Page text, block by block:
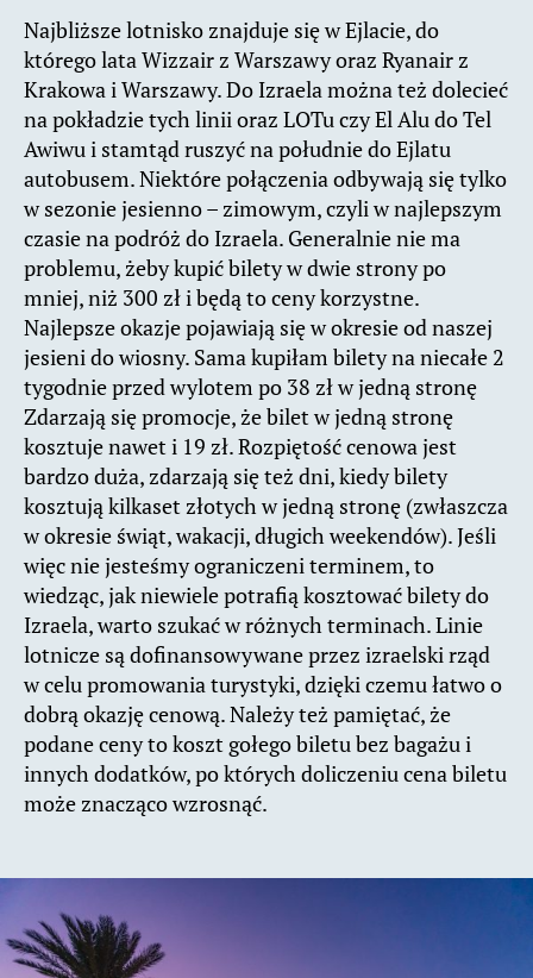
Najbliższe lotnisko znajduje się w Ejlacie, do
którego lata Wizzair z Warszawy oraz Ryanair z
Krakowa i Warszawy. Do Izraela można też dolecieć
na pokładzie tych linii oraz LOTu czy El Alu do Tel
Awiwu i stamtąd ruszyć na południe do Ejlatu
autobusem. Niektóre połączenia odbywają się tylko
w sezonie jesienno – zimowym, czyli w najlepszym
czasie na podróż do Izraela. Generalnie nie ma
problemu, żeby kupić bilety w dwie strony po
mniej, niż 300 zł i będą to ceny korzystne.
Najlepsze okazje pojawiają się w okresie od naszej
jesieni do wiosny. Sama kupiłam bilety na niecałe 2
tygodnie przed wylotem po 38 zł w jedną stronę
Zdarzają się promocje, że bilet w jedną stronę
kosztuje nawet i 19 zł. Rozpiętość cenowa jest
bardzo duża, zdarzają się też dni, kiedy bilety
kosztują kilkaset złotych w jedną stronę (zwłaszcza
w okresie świąt, wakacji, długich weekendów). Jeśli
więc nie jesteśmy ograniczeni terminem, to
wiedząc, jak niewiele potrafią kosztować bilety do
Izraela, warto szukać w różnych terminach. Linie
lotnicze są dofinansowywane przez izraelski rząd
w celu promowania turystyki, dzięki czemu łatwo o
dobrą okazję cenową. Należy też pamiętać, że
podane ceny to koszt gołego biletu bez bagażu i
innych dodatków, po których doliczeniu cena biletu
może znacząco wzrosnąć.